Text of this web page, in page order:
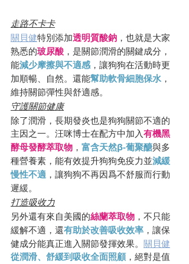
走路不卡卡
關貝健特別添加透明質酸鈉 ，也就是大家
熟悉的玻尿酸 ，是關節潤滑的關鍵成分，
能減少摩擦與不適感 ，讓狗狗在活動時更
加順暢、自然。還能幫助軟骨細胞保水 ，
維持關節彈性與舒適感。
守護關節健康
除了潤滑，長期發炎也是狗狗關節不適的
主因之一。汪咪博士在配方中加入有機黑
酵母發酵萃取物 ， 富含天然β-葡聚醣與多
種營養素，能有效提升狗狗免疫力並減緩
慢性不適 ，讓狗狗不再因爲不舒服而行動
遲緩。
打造吸收力
另外還有來自美國的絲蘭萃取物 ，不只能
緩解不適，還有助於改善吸收效率 ，讓保
健成分能真正進入關節發揮效果。 關貝健
從潤滑、舒緩到吸收全面照顧，絕對是值